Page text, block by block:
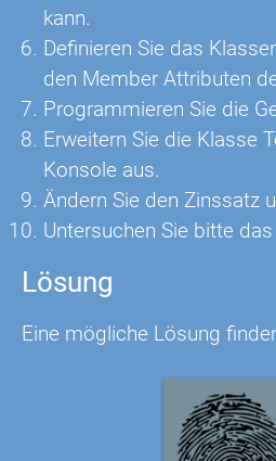
kann.
Definieren Sie das
den Member Attributen
Programmieren Sie die
Erweitern Sie die Klasse
Konsole aus.
Ändern Sie den Zinssatz
Untersuchen Sie bitte
Lösung
Eine mögliche Lösung